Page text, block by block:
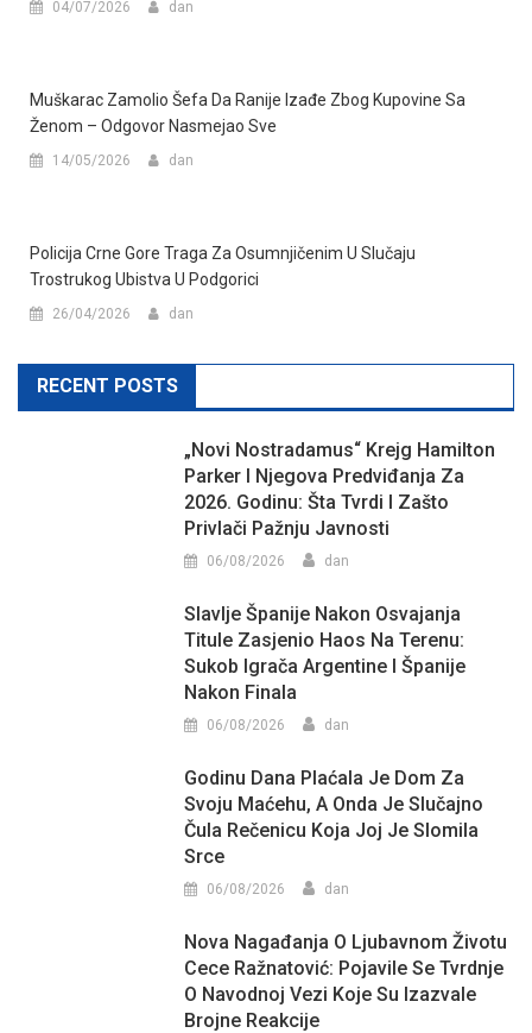
04/07/2026 dan
Muškarac Zamolio Šefa Da Ranije Izađe Zbog Kupovine Sa
Ženom – Odgovor Nasmejao Sve
14/05/2026 dan
Policija Crne Gore Traga Za Osumnjičenim U Slučaju
Trostrukog Ubistva U Podgorici
26/04/2026 dan
RECENT POSTS
„Novi Nostradamus“ Krejg Hamilton
Parker I Njegova Predviđanja Za
2026. Godinu: Šta Tvrdi I Zašto
Privlači Pažnju Javnosti
06/08/2026 dan
Slavlje Španije Nakon Osvajanja
Titule Zasjenio Haos Na Terenu:
Sukob Igrača Argentine I Španije
Nakon Finala
06/08/2026 dan
Godinu Dana Plaćala Je Dom Za
Svoju Maćehu, A Onda Je Slučajno
Čula Rečenicu Koja Joj Je Slomila
Srce
06/08/2026 dan
Nova Nagađanja O Ljubavnom Životu
Cece Ražnatović: Pojavile Se Tvrdnje
O Navodnoj Vezi Koje Su Izazvale
Brojne Reakcije